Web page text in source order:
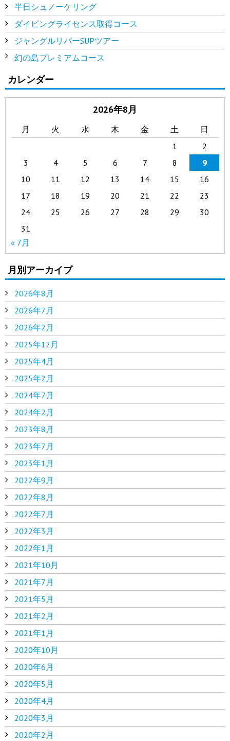
半日シュノーケリング
ダイビングライセンス取得コース
ジャングルリバーSUPツアー
幻の島プレミアムコース
カレンダー
2026年8月
月 火 水 木 金 土
日
1
2
3
4 5 6 7 8
9
10
11 12 13 14 15
16
17
18 19 20 21 22
23
24
25 26 27 28 29
30
31
« 7月
月別アーカイブ
2026年8月
2026年7月
2026年2月
2025年12月
2025年4月
2025年2月
2024年7月
2024年2月
2023年8月
2023年7月
2023年1月
2022年9月
2022年8月
2022年7月
2022年3月
2022年1月
2021年10月
2021年7月
2021年5月
2021年2月
2021年1月
2020年10月
2020年6月
2020年5月
2020年4月
2020年3月
2020年2月